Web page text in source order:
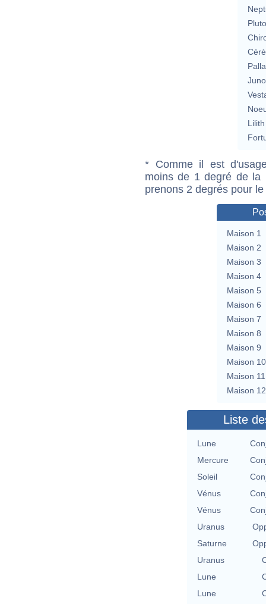
Lilith
* Comme il est
moins de 1 degré de la
prenons 2 degrés pour
Maison 1
Maison 2
Maison 3
Maison 4
Maison 5
Maison 6
Maison 7
Maison 8
Maison 9
Maison 10
Maison 11
Maison 12
Liste
Lune
Mercure
Soleil
Vénus
Vénus
Uranus
Saturne
Uranus
Lune
Lune